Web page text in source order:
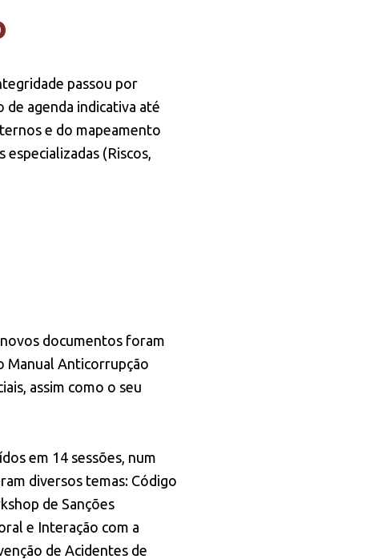
passou por
agenda indicativa até
e do mapeamento
especializadas (Riscos,
documentos foram
Manual Anticorrupção
assim como o seu
em 14 sessões, num
diversos temas: Código
de Sanções
e Interação com a
de Acidentes de